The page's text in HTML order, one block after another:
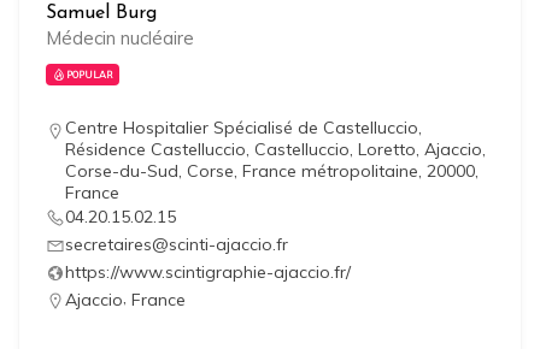
Samuel Burg
Médecin nucléaire
POPULAR
Centre Hospitalier Spécialisé de Castelluccio,
Résidence Castelluccio, Castelluccio, Loretto, Ajaccio,
Corse-du-Sud, Corse, France métropolitaine, 20000,
France
04.20.15.02.15
secretaires@scinti-ajaccio.fr
https://www.scintigraphie-ajaccio.fr/
Ajaccio, France